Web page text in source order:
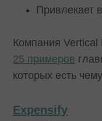
Привлекает
Компания Vertical
25 примеров
которых есть
Expensify